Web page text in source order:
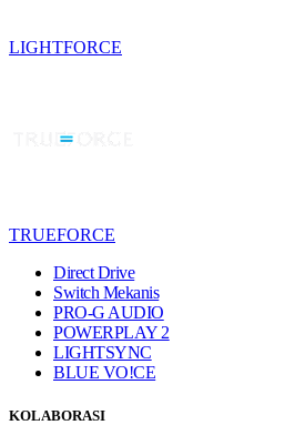
LIGHTFORCE
TRUEFORCE
Direct Drive
Switch Mekanis
PRO-G AUDIO
POWERPLAY 2
LIGHTSYNC
BLUE VO!CE
KOLABORASI